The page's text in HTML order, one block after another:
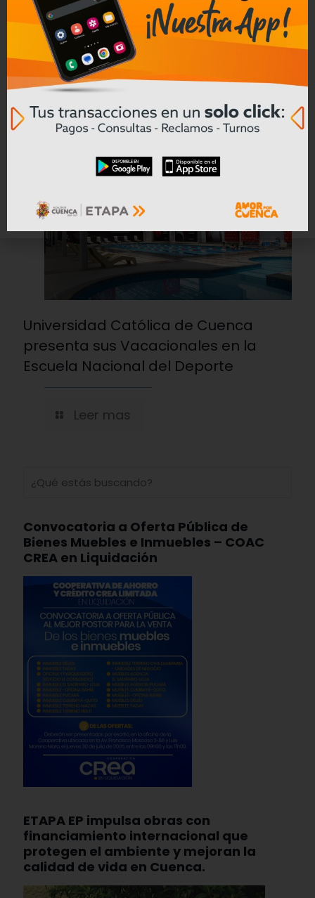
U. de Cuenca y Acción Universitaria
gestionan la apertura de nuevas
plazas de internado
10/07/2026
Universidad Católica de Cuenca
presenta sus Vacacionales en la
Escuela Nacional del Deporte
Leer mas
Convocatoria a Oferta Pública de
Bienes Muebles e Inmuebles – COAC
CREA en Liquidación
ETAPA EP impulsa obras con
financiamiento internacional que
protegen el ambiente y mejoran la
calidad de vida en Cuenca.